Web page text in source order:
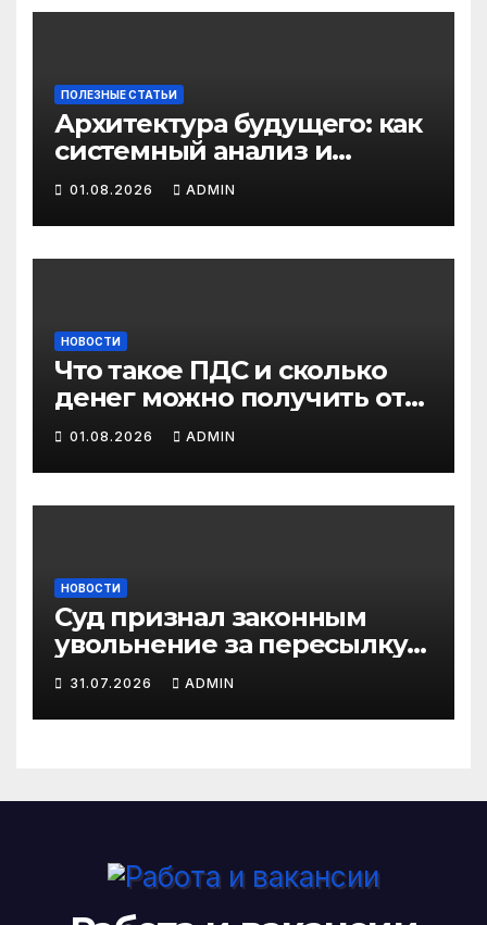
ПОЛЕЗНЫЕ СТАТЬИ
Архитектура будущего: как
системный анализ и
интеллектуальные
системы управления
бизнес-процессами
переписывают правила
01.08.2026 ADMIN
НОВОСТИ
Что такое ПДС и сколько
денег можно получить от
государства?
01.08.2026 ADMIN
НОВОСТИ
Суд признал законным
увольнение за пересылку
рабочих файлов на личную
почту
31.07.2026 ADMIN